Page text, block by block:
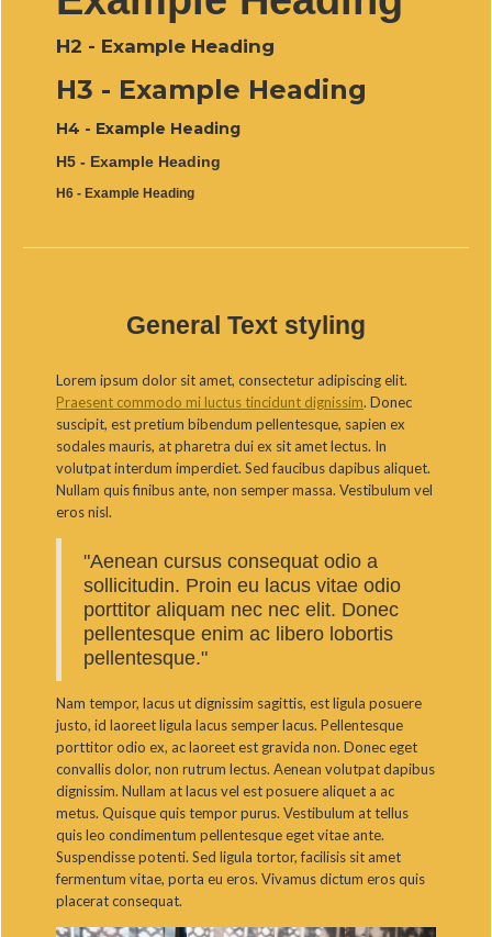
H2 - Example Heading
H3 - Example Heading
H4 - Example Heading
H5 - Example Heading
H6 - Example Heading
General Text styling
Lorem ipsum dolor sit amet, consectetur adipiscing elit.
Praesent commodo mi luctus tincidunt dignissim. Donec
suscipit, est pretium bibendum pellentesque, sapien ex
sodales mauris, at pharetra dui ex sit amet lectus. In
volutpat interdum imperdiet. Sed faucibus dapibus aliquet.
Nullam quis finibus ante, non semper massa. Vestibulum vel
eros nisl.
"Aenean cursus consequat odio a
sollicitudin. Proin eu lacus vitae odio
porttitor aliquam nec nec elit. Donec
pellentesque enim ac libero lobortis
pellentesque."
Nam tempor, lacus ut dignissim sagittis, est ligula posuere
justo, id laoreet ligula lacus semper lacus. Pellentesque
porttitor odio ex, ac laoreet est gravida non. Donec eget
convallis dolor, non rutrum lectus. Aenean volutpat dapibus
dignissim. Nullam at lacus vel est posuere aliquet a ac
metus. Quisque quis tempor purus. Vestibulum at tellus
quis leo condimentum pellentesque eget vitae ante.
Suspendisse potenti. Sed ligula tortor, facilisis sit amet
fermentum vitae, porta eu eros. Vivamus dictum eros quis
placerat consequat.